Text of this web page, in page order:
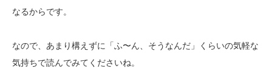
なるからです。
なので、あまり構えずに「ふ〜ん、そうなんだ」くらいの気軽な
気持ちで読んでみてくださいね。